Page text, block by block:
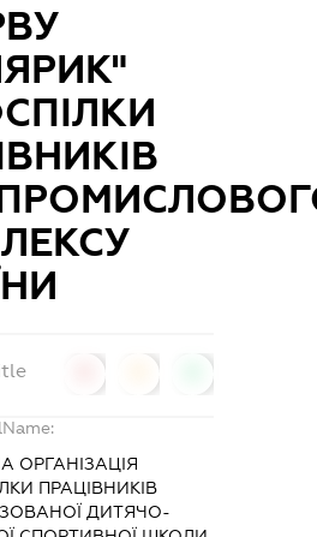
ОРГАНІЗАЦІЯ
ПРАЦІВНИКІВ
ДИТЯЧО-